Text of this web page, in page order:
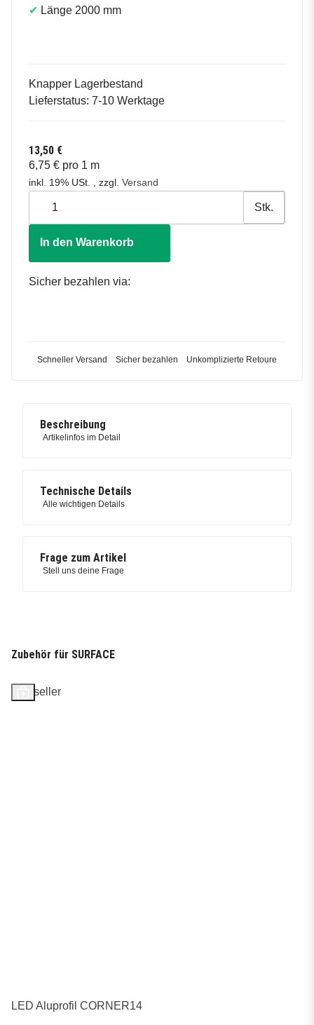
✔ Länge 2000 mm
Knapper Lagerbestand
Lieferstatus: 7-10 Werktage
13,50 €
6,75 € pro 1 m
inkl. 19% USt. , zzgl. Versand
Stk.
In den Warenkorb
Sicher bezahlen via:
Schneller Versand Sicher bezahlen Unkomplizierte Retoure
Beschreibung
Artikelinfos im Detail
Technische Details
Alle wichtigen Details
Frage zum Artikel
Stell uns deine Frage
Zubehör für SURFACE
Bestseller
LED Aluprofil CORNER14